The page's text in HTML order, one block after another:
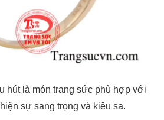
hút là món trang sức phù hợp với
sự sang trọng và kiêu sa.